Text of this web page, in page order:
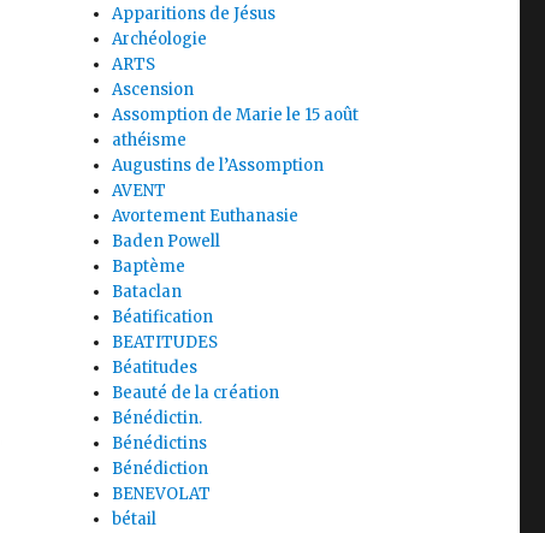
Apparitions de Jésus
Archéologie
ARTS
Ascension
Assomption de Marie le 15 août
athéisme
Augustins de l’Assomption
AVENT
Avortement Euthanasie
Baden Powell
Baptème
Bataclan
Béatification
BEATITUDES
Béatitudes
Beauté de la création
Bénédictin.
Bénédictins
Bénédiction
BENEVOLAT
bétail